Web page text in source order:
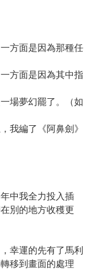
方面是因為那種任
方面是因為其中指
場夢幻罷了。（如
我編了《阿鼻劍》
中我全力投入插
別的地方收穫更
幸運的先有了馬利
移到畫面的處理